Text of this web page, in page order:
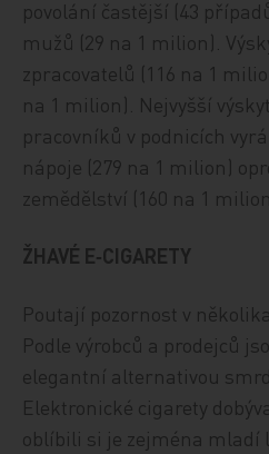
povolání častější (43
mužů (29 na 1 milion).
zpracovatelů (116 na 1
na 1 milion). Nejvyšší
pracovníků v podnicích
nápoje (279 na 1 milion)
zemědělství (160 na 1
ŽHAVÉ E‑CIGARETY
Poutají pozornost v
Podle výrobců a prodejců
elegantní alternativou
Elektronické cigarety
oblíbili si je zejména mladí